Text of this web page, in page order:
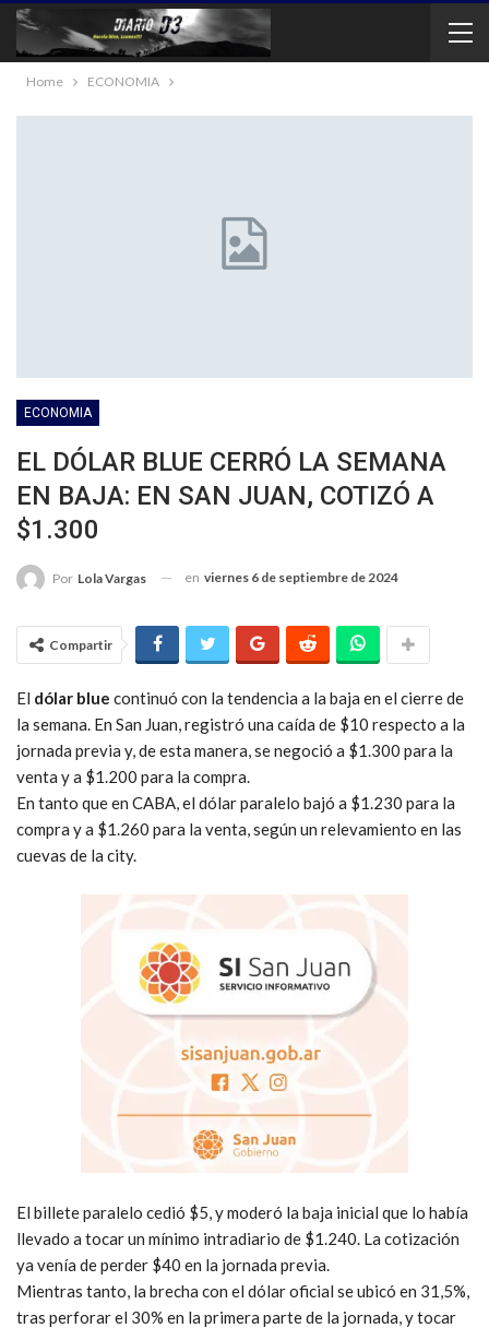
Home ECONOMIA
ECONOMIA
EL DÓLAR BLUE CERRÓ LA SEMANA
EN BAJA: EN SAN JUAN, COTIZÓ A
$1.300
Por Lola Vargas en viernes 6 de septiembre de 2024
Compartir
El dólar blue continuó con la tendencia a la baja en el cierre de
la semana. En San Juan, registró una caída de $10 respecto a la
jornada previa y, de esta manera, se negoció a $1.300 para la
venta y a $1.200 para la compra.
En tanto que en CABA, el dólar paralelo bajó a $1.230 para la
compra y a $1.260 para la venta, según un relevamiento en las
cuevas de la city.
El billete paralelo cedió $5, y moderó la baja inicial que lo había
llevado a tocar un mínimo intradiario de $1.240. La cotización
ya venía de perder $40 en la jornada previa.
Mientras tanto, la brecha con el dólar oficial se ubicó en 31,5%,
tras perforar el 30% en la primera parte de la jornada, y tocar